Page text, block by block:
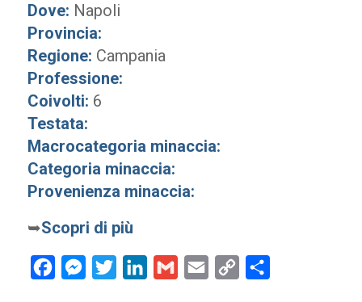
Dove: Napoli
Provincia:
Regione: Campania
Professione:
Coivolti: 6
Testata:
Macrocategoria minaccia:
Categoria minaccia:
Provenienza minaccia:
➥Scopri di più
FacebookMessenger
Twitter LinkedInGmail Email
Copy